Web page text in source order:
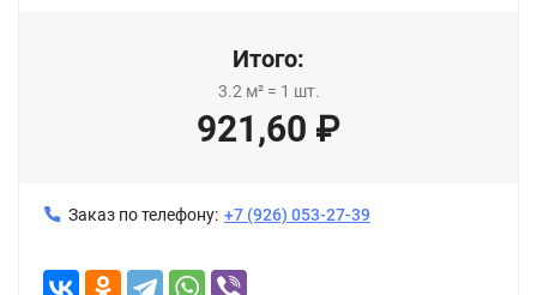
Итого:
3.2 м²= 1 шт.
921,60 ₽
Заказ по телефону: +7 (926) 053-27-39